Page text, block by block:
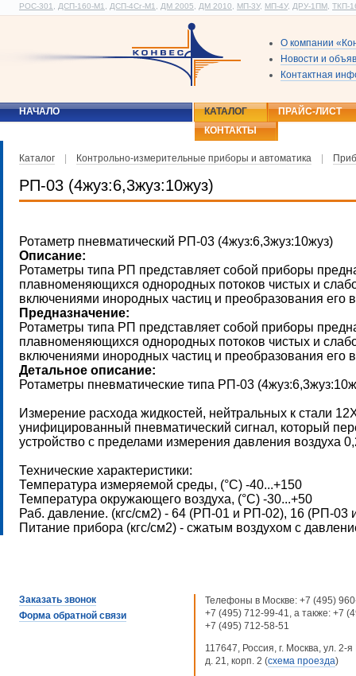
РОС-301 ДСП-160-М1 ДСП-4Сг-М1 ДМ 2005 ДМ 2010 МП-3У, МП-4У, ДРУ-1ПМ ТКП-
О компании
Новости и
Контактная
НАЧАЛО КАТАЛОГ
ПРАЙС-ЛИСТ
КОНТАКТЫ
Каталог Контрольно-измерительные приборы и автоматика
РП-03 (4жуз:6,3жуз:10жуз)
Ротаметр пневматический РП-03 (4жуз:6,3жуз:10жуз)
Описание:
Ротаметры типа РП представляет собой приборы
плавноменяющихся однородных потоков чистых и
включениями инородных частиц и преобразования его
Предназначение:
Ротаметры типа РП представляет собой приборы
плавноменяющихся однородных потоков чистых и
включениями инородных частиц и преобразования его
Детальное описание:
Ротаметры пневматические типа РП-03
Измерение расхода жидкостей, нейтральных к стали
унифицированный пневматический сигнал, который
устройство с пределами измерения давления воздуха
Технические характеристики:
Температура измеряемой среды, (°С) -40...+150
Температура окружающего воздуха, (°С) -30...+50
Раб. давление. (кгс/см2) - 64 (РП-01 и РП-02), 16 (РП-03
Питание прибора (кгс/см2) - сжатым воздухом с
Заказать звонок
Форма обратной связи
Телефоны в Москве: +7 (495)
+7 (495) 712-99-41, а также: +7
+7 (495) 712-58-51
117647, Россия, г. Москва, ул. 2-
д. 21, корп. 2 (схема проезда)